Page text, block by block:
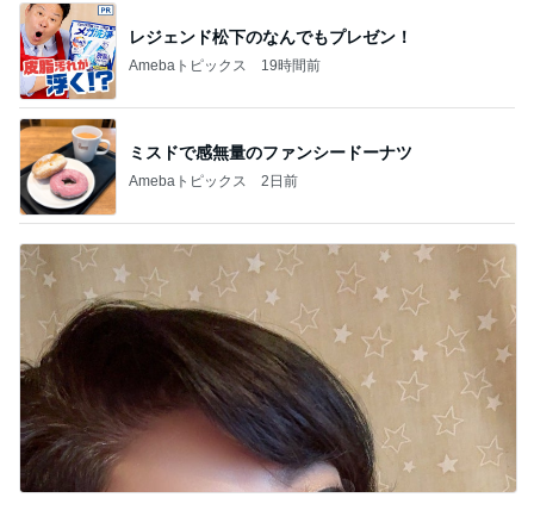
レジェンド松下のなんでもプレゼン！
Amebaトピックス 19時間前
ミスドで感無量のファンシードーナツ
Amebaトピックス 2日前